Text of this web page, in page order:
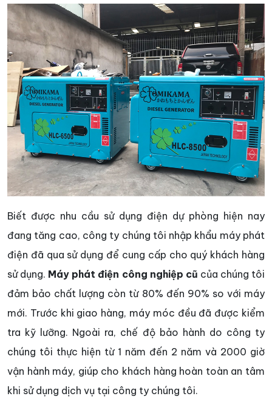
Biết được nhu cầu sử dụng điện dự phòng hiện nay
đang tăng cao, công ty chúng tôi nhập khẩu máy phát
điện đã qua sử dụng để cung cấp cho quý khách hàng
sử dụng. Máy phát điện công nghiệp cũ của chúng tôi
đảm bảo chất lượng còn từ 80% đến 90% so với máy
mới. Trước khi giao hàng, máy móc đều đã được kiểm
tra kỹ lưỡng. Ngoài ra, chế độ bảo hành do công ty
chúng tôi thực hiện từ 1 năm đến 2 năm và 2000 giờ
vận hành máy, giúp cho khách hàng hoàn toàn an tâm
khi sử dụng dịch vụ tại công ty chúng tôi.